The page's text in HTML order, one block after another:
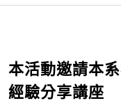
本活動邀請本
經驗分享講座